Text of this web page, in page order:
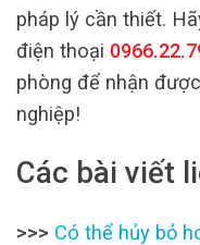
pháp lý cần thiết.
điện thoại
phòng để nhận
nghiệp!
Các bài viết
>>> Có thể hủy bỏ